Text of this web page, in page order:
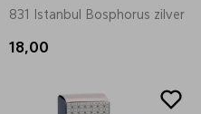
831 Istanbul Bosphorus zilver
18,00